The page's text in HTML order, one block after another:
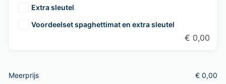
Extra sleutel
Voordeelset spaghettimat en extra sleutel
€ 0,00
Meerprijs € 0,00